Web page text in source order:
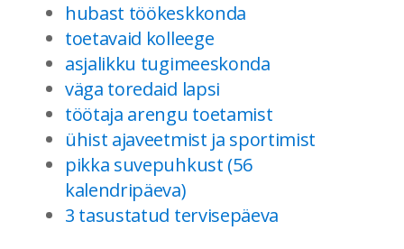
hubast töökeskkonda
toetavaid kolleege
asjalikku tugimeeskonda
väga toredaid lapsi
töötaja arengu toetamist
ühist ajaveetmist ja sportimist
pikka suvepuhkust (56
kalendripäeva)
3 tasustatud tervisepäeva